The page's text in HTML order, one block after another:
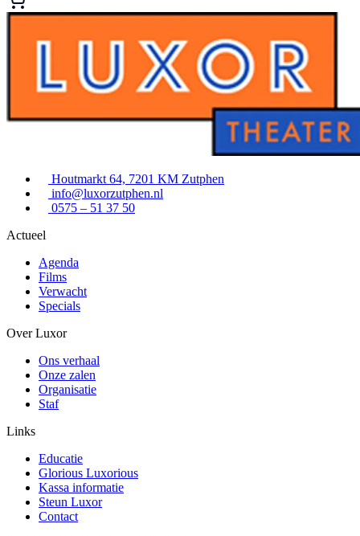
Houtmarkt 64, 7201 KM Zutphen
info@luxorzutphen.nl
0575 – 51 37 50
Actueel
Agenda
Films
Verwacht
Specials
Over Luxor
Ons verhaal
Onze zalen
Organisatie
Staf
Links
Educatie
Glorious Luxorious
Kassa informatie
Steun Luxor
Contact